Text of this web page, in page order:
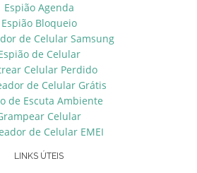
Espião Agenda
Espião Bloqueio
de Celular Samsung
de Celular
Celular Perdido
de Celular Grátis
de Escuta Ambiente
Celular
de Celular EMEI
LINKS ÚTEIS